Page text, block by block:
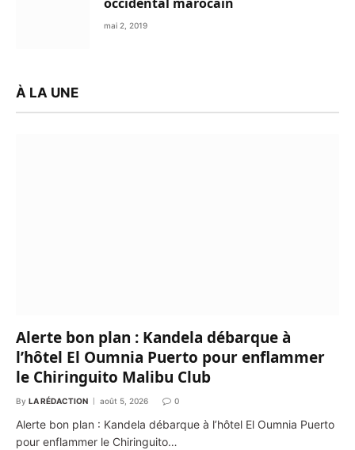
mai 2, 2019
À LA UNE
Alerte bon plan : Kandela débarque à
l’hôtel El Oumnia Puerto pour enflammer
le Chiringuito Malibu Club
By LA RÉDACTION août 5, 2026 0
Alerte bon plan : Kandela débarque à l’hôtel El Oumnia Puerto
pour enflammer le Chiringuito…